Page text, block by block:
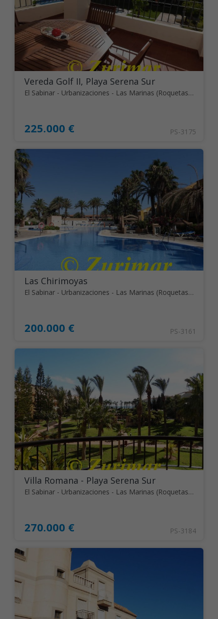
Vereda Golf II, Playa Serena Sur
El Sabinar - Urbanizaciones - Las Marinas (Roquetas de Mar)
225.000 € PS-3175
Las Chirimoyas
El Sabinar - Urbanizaciones - Las Marinas (Roquetas de Mar)
200.000 € PS-3161
Villa Romana - Playa Serena Sur
El Sabinar - Urbanizaciones - Las Marinas (Roquetas de Mar)
270.000 € PS-3184